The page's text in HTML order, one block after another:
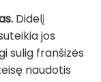
Didelį
jos
sulig franšizės
naudotis